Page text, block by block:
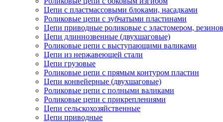
Цепи с пластмассовыми блоками, насадками
Роликовые цепи с зубчатыми пластинами
Цепи приводные роликовые с эластомером,
Цепи длиннозвенные (двухшаговые)
Роликовые цепи с выступающими валиками
Цепи из нержавеющей стали
Цепи грузовые
Роликовые цепи с прямым контуром пластин
Цепи конвейерные (двухшаговые)
Роликовые цепи с полными валиками
Роликовые цепи с прикреплениями
Цепи сельскохозяйственные
Цепи приводные